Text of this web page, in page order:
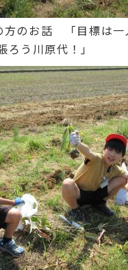
方のお話 「目標は一
ろう川原代！」